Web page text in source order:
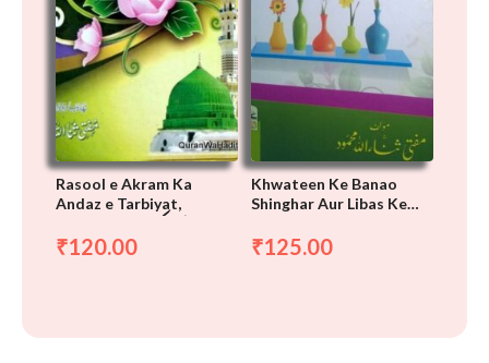
Rasool e Akram Ka
Andaz e Tarbiyat,
₹120.00
Khwateen Ke Banao
Shinghar Aur Libas Ke
₹125.00